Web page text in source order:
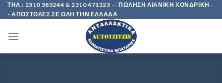
Skip
to
ΤΗΛ.: 2310 383244 & 2310 471323 -- ΠΩΛΗΣΗ ΛΙΑΝΙΚΗ ΧΟΝΔΡΙΚΗ -
- ΑΠΟΣΤΟΛΕΣ ΣΕ ΟΛΗ ΤΗΝ ΕΛΛΑΔΑ